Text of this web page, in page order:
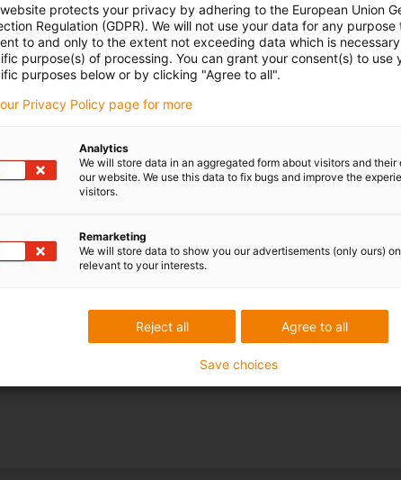
obrigatórios.
sobre os produtos e serviços solicitados por si, até que
utilizador consente em receber comunicações de marketing através
pessoais, consulte a nossapolítica de privacidade
protects your privacy by adhering to the European Union
Regulation (GDPR). We will not use your data for any
to and only to the extent not exceeding data which is
purpose(s) of processing. You can grant your consent(s) to use
purposes below or by clicking "Agree to all".
Privacy Policy page for more
Analytics
We will store data in an aggregated form about visitors and their
our website. We use this data to fix bugs and improve the
visitors.
Remarketing
We will store data to show you our advertisements (only ours)
relevant to your interests.
Agree to all
Reject all
Save choices